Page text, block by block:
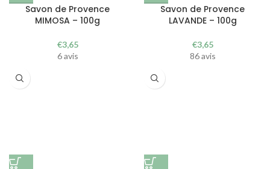
Savon de Provence
MIMOSA – 100g
€3,65
6 avis
Savon de Provence
LAVANDE – 100g
€3,65
86 avis